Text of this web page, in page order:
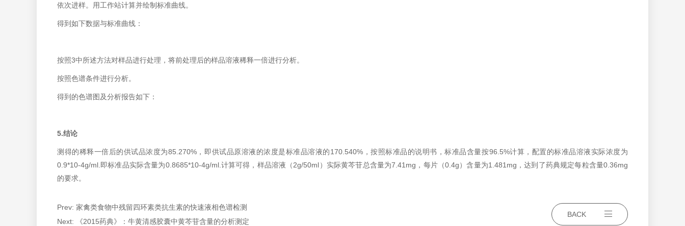
依次进样。用工作站计算并绘制标准曲线。
得到如下数据与标准曲线：
按照3中所述方法对样品进行处理，将前处理后的样品溶液稀释一倍进行分析。
按照色谱条件进行分析。
得到的色谱图及分析报告如下：
5.结论
测得的稀释一倍后的供试品浓度为85.270%，即供试品原溶液的浓度是标准品溶液的170.540%，按照标准品的说明书，标准品含量按96.5%计算，配置的标准品溶液实际浓度为
0.9*10-4g/ml.即标准品实际含量为0.8685*10-4g/ml.计算可得，样品溶液（2g/50ml）实际黄芩苷总含量为7.41mg，每片（0.4g）含量为1.481mg，达到了药典规定每粒含量0.36mg
的要求。
Prev: 家禽类食物中残留四环素类抗生素的快速液相色谱检测
Next:
《2015药典》：牛黄清感胶囊中黄芩苷含量的分析测定
BACK